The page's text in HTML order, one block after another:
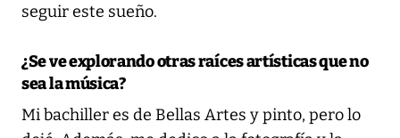
seguir este sueño.
¿Se ve explorando otras raíces artísticas que no
sea la música?
Mi bachiller es de Bellas Artes y pinto, pero lo